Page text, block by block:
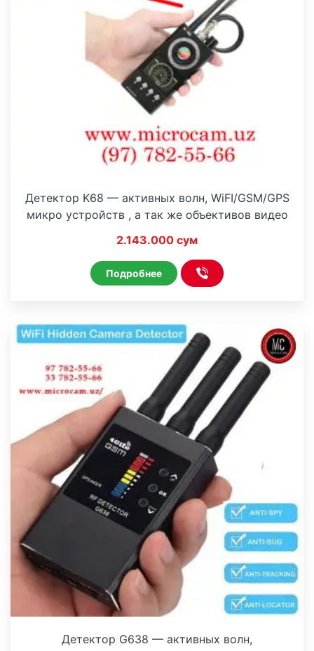
Детектор K68 — активных волн, WiFI/GSM/GPS
микро устройств , а так же объективов видео
2.143.000 сум
Подробнее
Детектор G638 — активных волн,